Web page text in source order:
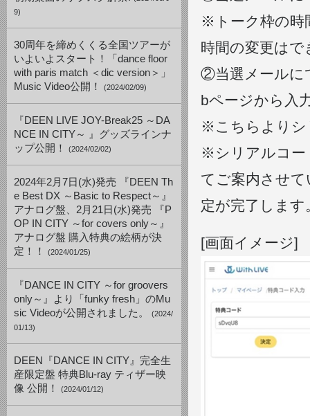
9)
30周年を締めくくる全国ツアーが
いよいよスタート！「dance floor
with paris match ＜dic version＞」
Music Video公開！
(2024/02/09)
『DEEN LIVE JOY-Break25 ～DA
NCE IN CITY～ 』グッズラインナ
ップ公開！
(2024/02/02)
2024年2月7日(水)発売 『DEEN Th
e Best DX ～Basic to Respect～』
アナログ盤、2月21日(水)発売 『P
OP IN CITY ～for covers only～』
アナログ盤 購入特典の絵柄が決
定！！
(2024/01/25)
『DANCE IN CITY ～for groovers
only～』より「funky fresh」のMu
sic Videoが公開されました。
(2024/
01/13)
DEEN『DANCE IN CITY』完全生
産限定盤 特典Blu-ray ティザー映
像 公開！
(2024/01/12)
※トーク枠の時
時間の変更は
②当選メールに
bページから入
※こちらよりシ
※シリアルコー
てご案内させ
定が完了します
[画面イメージ]